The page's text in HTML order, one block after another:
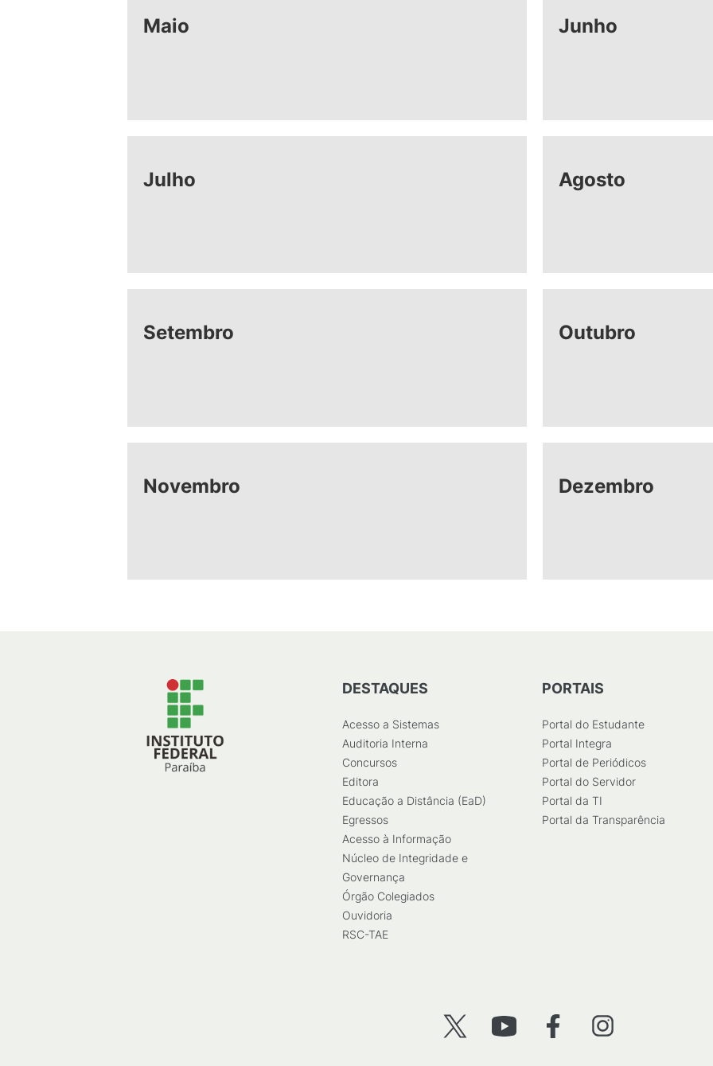
Maio Junho
Julho Agosto
Setembro Outubro
Novembro Dezembro
DESTAQUES
Acesso a Sistemas
Auditoria Interna
Concursos
Editora
Educação a Distância (EaD)
Egressos
Acesso à Informação
Núcleo de Integridade e
Governança
Órgão Colegiados
Ouvidoria
RSC-TAE
PORTAIS
Portal do Estudante
Portal Integra
Portal de Periódicos
Portal do Servidor
Portal da TI
Portal da Transparência